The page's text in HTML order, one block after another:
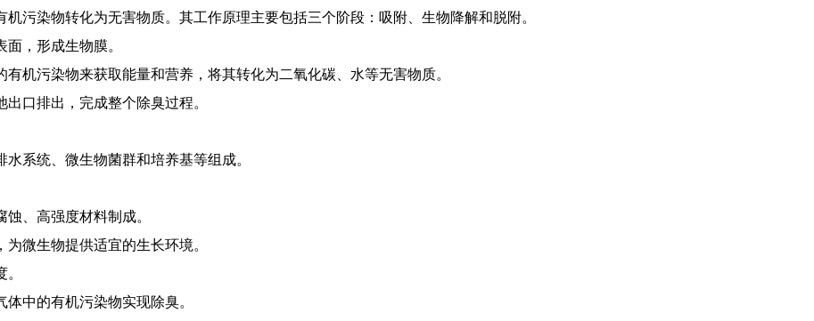
污染物转化为无害物质。其工作原理主要包括三个阶段：吸附、生物降解和脱附。
，形成生物膜。
机污染物来获取能量和营养，将其转化为二氧化碳、水等无害物质。
口排出，完成整个除臭过程。
系统、微生物菌群和培养基等组成。
、高强度材料制成。
微生物提供适宜的生长环境。
中的有机污染物实现除臭。